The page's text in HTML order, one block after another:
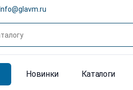
Info@glavm.ru
Новинки Каталоги